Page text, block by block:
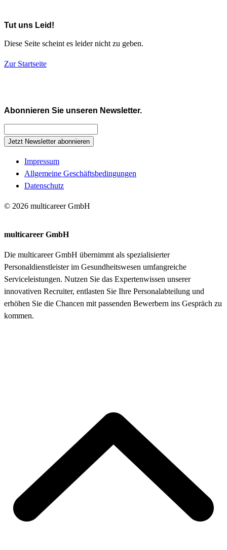
Tut uns Leid!
Diese Seite scheint es leider nicht zu geben.
Zur Startseite
Abonnieren Sie unseren Newsletter.
Jetzt Newsletter abonnieren
Impressum
Allgemeine Geschäftsbedingungen
Datenschutz
© 2026 multicareer GmbH
multicareer GmbH
Die multicareer GmbH übernimmt als spezialisierter
Personaldienstleister im Gesundheitswesen umfangreiche
Serviceleistungen. Nutzen Sie das Expertenwissen unserer
innovativen Recruiter, entlasten Sie Ihre Personalabteilung und
erhöhen Sie die Chancen mit passenden Bewerbern ins Gespräch zu
kommen.